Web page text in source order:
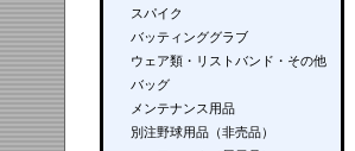
スパイク
バッティンググラブ
ウェア類・リストバンド・その他
バッグ
メンテナンス用品
別注野球用品（非売品）